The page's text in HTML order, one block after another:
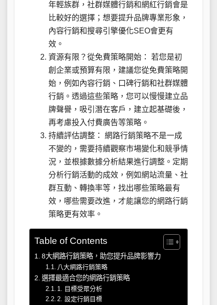
年輕族群，社群媒體行銷和網紅行銷會是
比較好的選擇；想要提升品牌專業形象，
內容行銷和搜尋引擎優化SEO會更有
效。
資源有限？從免費策略開始： 若您是初
創企業或預算有限，建議您從免費策略開
始，例如內容行銷、口碑行銷和社群媒體
行銷。透過這些策略，您可以慢慢建立品
牌聲譽，吸引潛在客戶，建立起基礎後，
再考慮投入付費廣告等策略。
持續評估調整： 網路行銷策略不是一成
不變的，需要持續觀察市場變化和競爭情
況，並根據數據分析結果進行調整。定期
分析行銷活動的成效，例如網站流量、社
群互動、轉換率等，找出哪些策略最有
效，哪些需要改進，才能讓您的網路行銷
策略更有效率。
Table of Contents
8大網路行銷策略，助您提升品牌影響力
八大網路行銷策略
選擇最適合您的網路行銷策略
1. 目標受眾分析
2. 設定行銷目標